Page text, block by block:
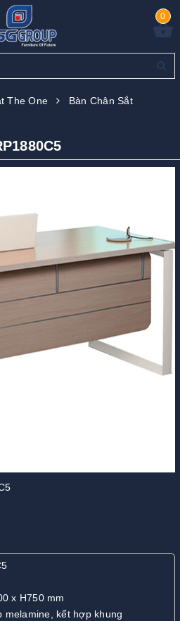
0
The One
Bàn Chân Sắt
x H750 mm
melamine, kết hợp khung